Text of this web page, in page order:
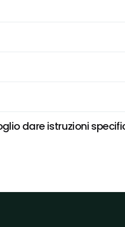
dare istruzioni